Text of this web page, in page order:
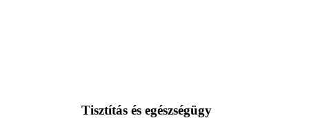
Tisztítás és egészségügy